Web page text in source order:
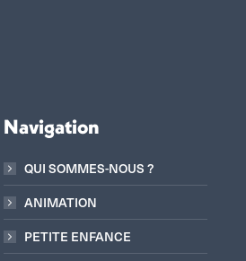
Navigation
QUI SOMMES-NOUS ?
ANIMATION
PETITE ENFANCE